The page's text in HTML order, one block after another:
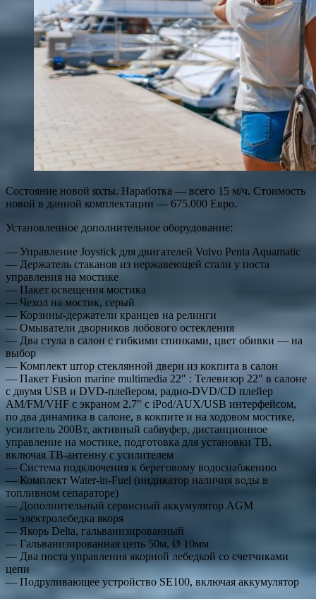
Состояние новой яхты. Наработка — всего 15 м/ч. Стоимость
новой в данной комплектации — 675.000 Евро.
Установленное дополнительное оборудование:
— Управление Joystick для двигателей Volvo Penta Aquamatic
— Держатель стаканов из нержавеющей стали у поста
управления на мостике
— Пакет освещения мостика
— Чехол на мостик, серый
— Корзины-держатели кранцев на релинги
— Омыватели дворников лобового остекления
— Два стула в салон с гибкими спинками, цвет обивки — на
выбор
— Комплект штор стеклянной двери из кокпита в салон
— Пакет Fusion marine multimedia 22″ : Телевизор 22″ в салоне
с двумя USB и DVD-плейером, радио-DVD/CD плейер
AM/FM/VHF с экраном 2.7″ с iPod/AUX/USB интерфейсом,
по два динамика в салоне, в кокпите и на ходовом мостике,
усилитель 200Вт, активный сабвуфер, дистанционное
управление на мостике, подготовка для установки ТВ,
включая ТВ-антенну с усилителем
— Система подключения к береговому водоснабжению
— Комплект Water-in-Fuel (индикатор наличия воды в
топливном сепараторе)
— Дополнительный сервисный аккумулятор AGM
— электролебедка якоря
— Якорь Delta, гальванизированный
— Гальванизированная цепь 50м, Ø 10мм
— Два поста управления якорной лебедкой со счетчиками
цепи
— Подруливающее устройство SE100, включая аккумулятор